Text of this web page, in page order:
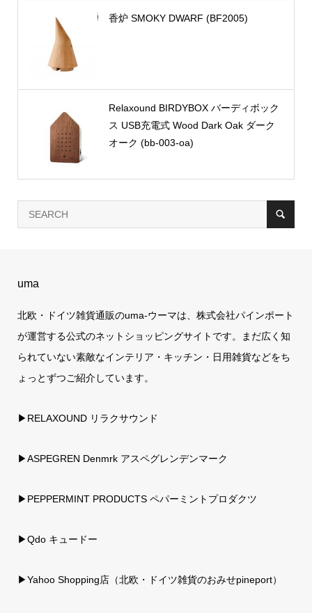
香炉 SMOKY DWARF (BF2005)
Relaxound BIRDYBOX バーディボック
ス USB充電式 Wood Dark Oak ダーク
オーク (bb-003-oa)
uma
北欧・ドイツ雑貨通販のuma-ウーマは、株式会社パインポート
が運営する公式のネットショッピングサイトです。まだ広く知
られていない素敵なインテリア・キッチン・日用雑貨などをち
ょっとずつご紹介しています。
▶RELAXOUND リラクサウンド
▶ASPEGREN Denmrk アスペグレンデンマーク
▶PEPPERMINT PRODUCTS ペパーミントプロダクツ
▶Qdo キュードー
▶Yahoo Shopping店（北欧・ドイツ雑貨のおみせpineport）